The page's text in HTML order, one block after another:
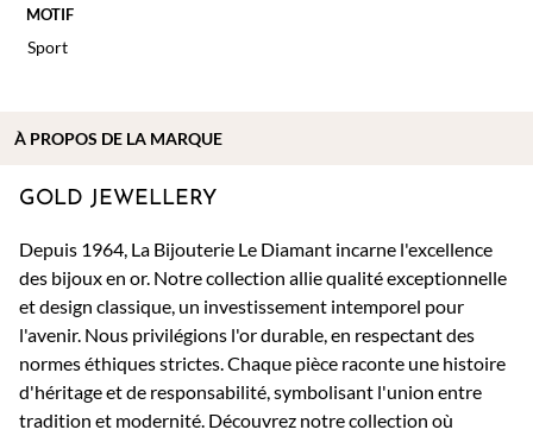
MOTIF
Sport
GOLD JEWELLERY
Depuis 1964, La Bijouterie Le Diamant incarne l'excellence
des bijoux en or. Notre collection allie qualité exceptionnelle
et design classique, un investissement intemporel pour
l'avenir. Nous privilégions l'or durable, en respectant des
normes éthiques strictes. Chaque pièce raconte une histoire
d'héritage et de responsabilité, symbolisant l'union entre
tradition et modernité. Découvrez notre collection où
À PROPOS DE LA MARQUE